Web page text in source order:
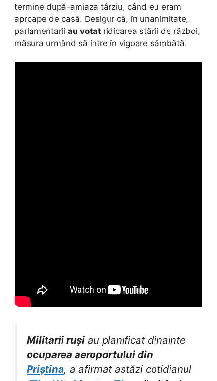
termine după-amiaza târziu, când eu eram
aproape de casă. Desigur că, în unanimitate,
parlamentarii au votat ridicarea stării de război,
măsura urmând să intre în vigoare sâmbătă.
Militarii ruși au planificat dinainte
ocuparea aeroportului din
Priștina, a afirmat astăzi cotidianul